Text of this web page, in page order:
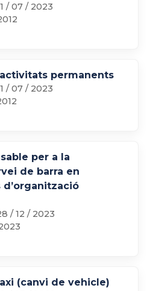
/ 07 / 2023
permanents
/ 07 / 2023
per a la
de barra en
/ 12 / 2023
(canvi de vehicle)